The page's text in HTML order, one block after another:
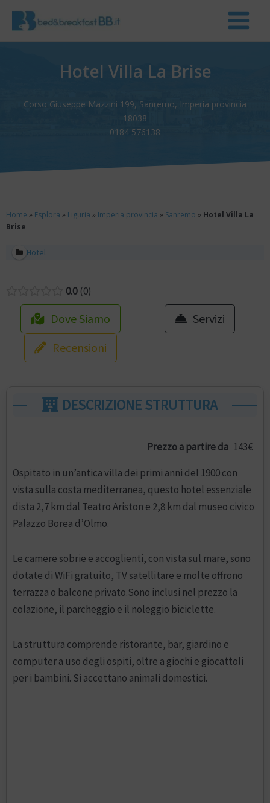
Hotel Villa La Brise
Corso Giuseppe Mazzini 199, Sanremo, Imperia provincia
18038
0184 576138
Home » Esplora » Liguria » Imperia provincia » Sanremo » Hotel Villa La
Brise
Hotel
0.0 0
Dove Siamo
Servizi
Recensioni
DESCRIZIONE STRUTTURA
Prezzo a partire da 143€
Ospitato in un’antica villa dei primi anni del 1900 con
vista sulla costa mediterranea, questo hotel essenziale
dista 2,7 km dal Teatro Ariston e 2,8 km dal museo civico
Palazzo Borea d’Olmo.
Le camere sobrie e accoglienti, con vista sul mare, sono
dotate di WiFi gratuito, TV satellitare e molte offrono
terrazza o balcone privato.Sono inclusi nel prezzo la
colazione, il parcheggio e il noleggio biciclette.
La struttura comprende ristorante, bar, giardino e
computer a uso degli ospiti, oltre a giochi e giocattoli
per i bambini. Si accettano animali domestici.